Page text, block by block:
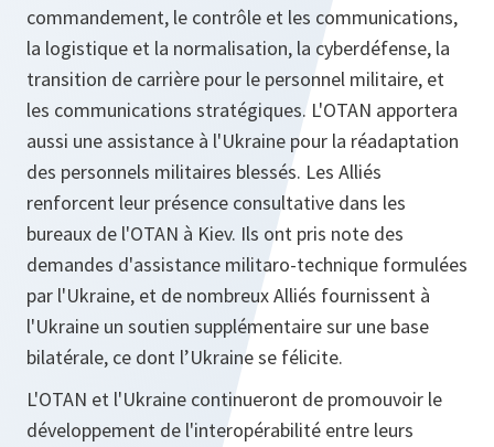
commandement, le contrôle et les communications,
la logistique et la normalisation, la cyberdéfense, la
transition de carrière pour le personnel militaire, et
les communications stratégiques. L'OTAN apportera
aussi une assistance à l'Ukraine pour la réadaptation
des personnels militaires blessés. Les Alliés
renforcent leur présence consultative dans les
bureaux de l'OTAN à Kiev. Ils ont pris note des
demandes d'assistance militaro-technique formulées
par l'Ukraine, et de nombreux Alliés fournissent à
l'Ukraine un soutien supplémentaire sur une base
bilatérale, ce dont l’Ukraine se félicite.
L'OTAN et l'Ukraine continueront de promouvoir le
développement de l'interopérabilité entre leurs